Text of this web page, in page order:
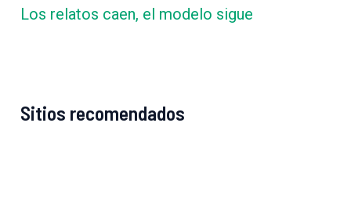
Los relatos caen, el modelo sigue
Sitios recomendados